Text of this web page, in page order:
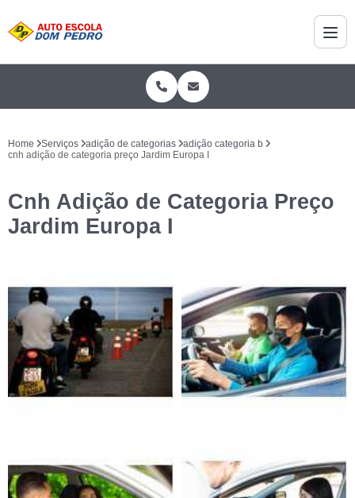
Home Serviços adição de categorias
adição categoria b
cnh adição de categoria preço Jardim Europa I
Cnh Adição de Categoria Preço
Jardim Europa I